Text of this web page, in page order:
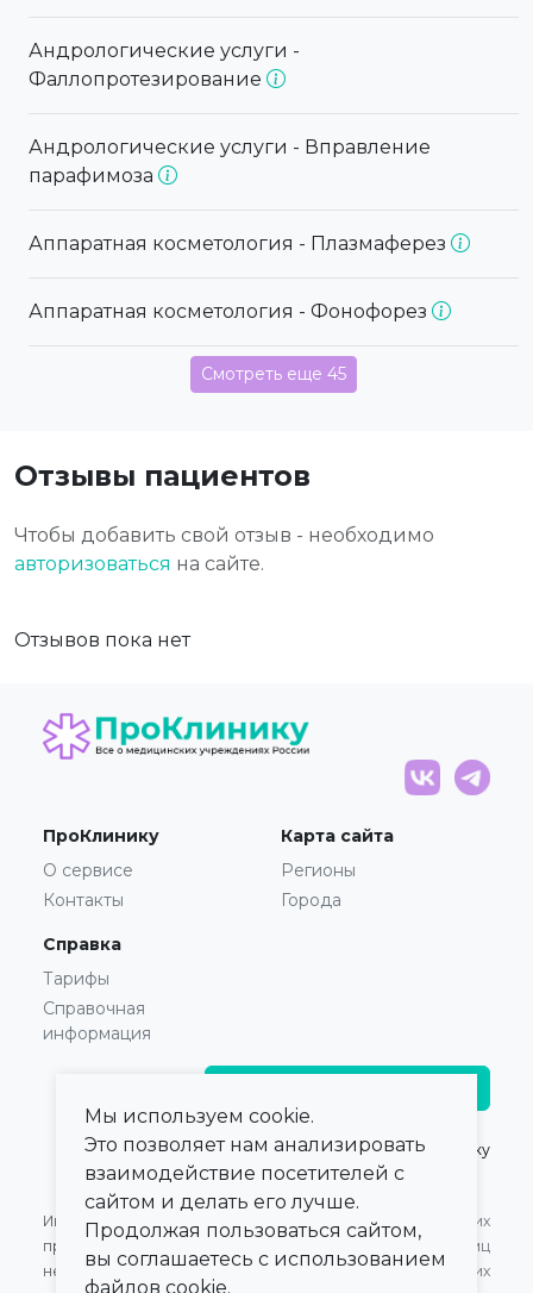
Андрологические услуги -
Фаллопротезирование
Андрологические услуги - Вправление
парафимоза
Аппаратная косметология - Плазмаферез
Аппаратная косметология - Фонофорез
Смотреть еще 45
Отзывы пациентов
Чтобы добавить свой отзыв - необходимо
авторизоваться на сайте.
Отзывов пока нет
ПроКлинику
О сервисе
Контакты
Карта сайта
Регионы
Города
Справка
Тарифы
Справочная
информация
© 2021 — 2026,ПроКлинику
Информация,
представленная на сайте,
не может быть
Оферта для Юридических
лиц
Оферта для Физических
Мы используем cookie.
Это позволяет нам анализировать
взаимодействие посетителей с
сайтом и делать его лучше.
Продолжая пользоваться сайтом,
вы соглашаетесь с использованием
файлов cookie.